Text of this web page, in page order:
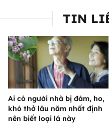
TIN
Ai có người nhà bị đàm, ho,
khó thở lâu năm nhất định
nên biết loại lá này